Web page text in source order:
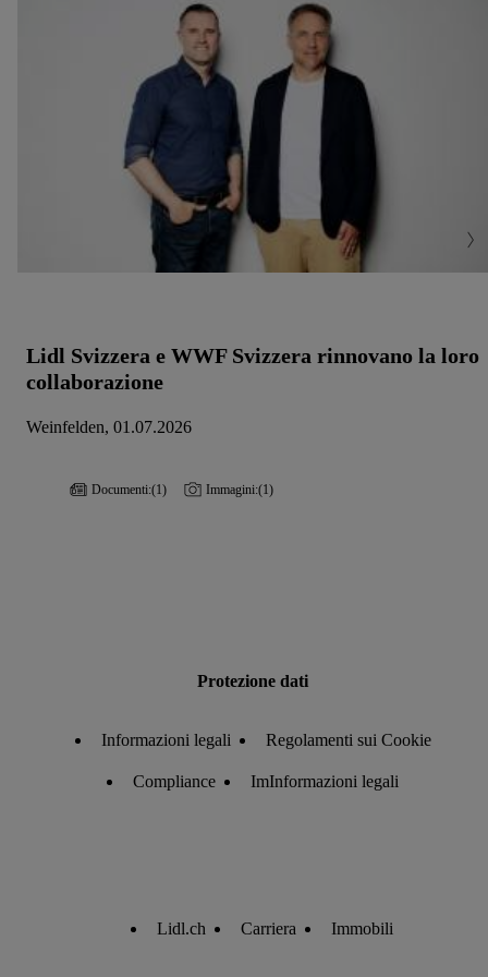
Lidl Svizzera e WWF Svizzera rinnovano la loro
collaborazione
Weinfelden, 01.07.2026
Documenti:(1) Immagini:(1)
Protezione dati
Informazioni legali Regolamenti sui Cookie
Compliance ImInformazioni legali
Lidl.ch Carriera Immobili